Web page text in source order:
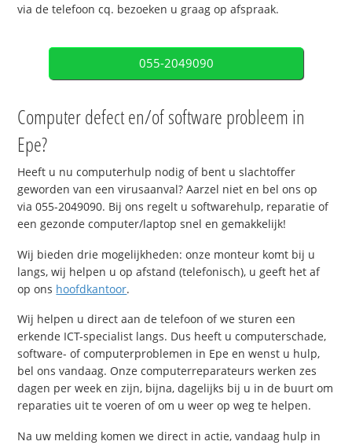
via de telefoon cq. bezoeken u graag op afspraak.
055-2049090
Computer defect en/of software probleem in
Epe?
Heeft u nu computerhulp nodig of bent u slachtoffer
geworden van een virusaanval? Aarzel niet en bel ons op
via 055-2049090. Bij ons regelt u softwarehulp, reparatie of
een gezonde computer/laptop snel en gemakkelijk!
Wij bieden drie mogelijkheden: onze monteur komt bij u
langs, wij helpen u op afstand (telefonisch), u geeft het af
op ons hoofdkantoor.
Wij helpen u direct aan de telefoon of we sturen een
erkende ICT-specialist langs. Dus heeft u computerschade,
software- of computerproblemen in Epe en wenst u hulp,
bel ons vandaag. Onze computerreparateurs werken zes
dagen per week en zijn, bijna, dagelijks bij u in de buurt om
reparaties uit te voeren of om u weer op weg te helpen.
Na uw melding komen we direct in actie, vandaag hulp in